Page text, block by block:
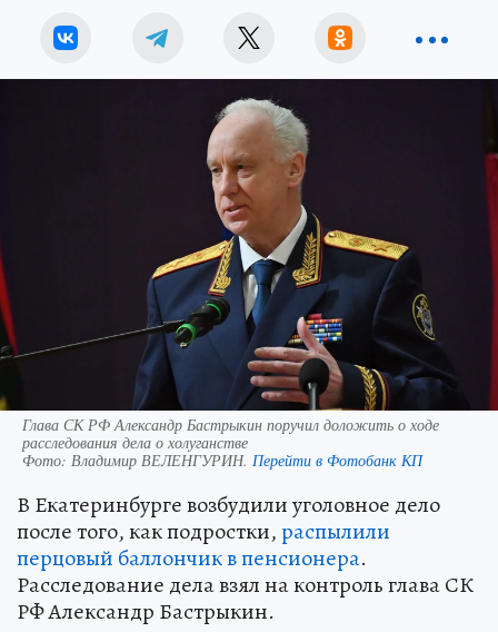
Глава СК РФ Александр Бастрыкин поручил доложить о ходе
расследования дела о холуганстве
Фото: Владимир ВЕЛЕНГУРИН. Перейти в Фотобанк КП
В Екатеринбурге возбудили уголовное дело
после того, как подростки,распылили
перцовый баллончик в пенсионера.
Расследование дела взял на контроль глава СК
РФ Александр Бастрыкин.